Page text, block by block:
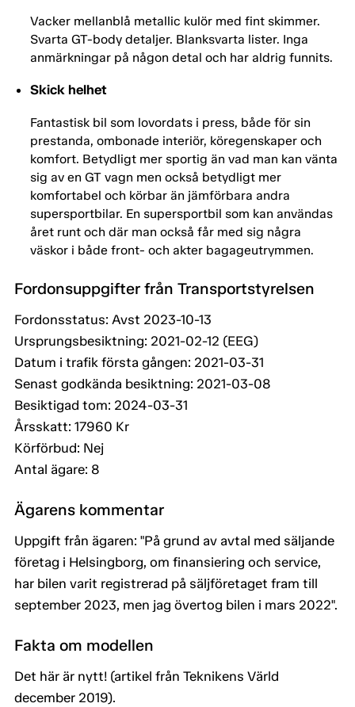
Vacker mellanblå metallic kulör med fint skimmer.
Svarta GT-body detaljer. Blanksvarta lister. Inga
anmärkningar på någon detal och har aldrig funnits.
Skick helhet
Fantastisk bil som lovordats i press, både för sin
prestanda, ombonade interiör, köregenskaper och
komfort. Betydligt mer sportig än vad man kan vänta
sig av en GT vagn men också betydligt mer
komfortabel och körbar än jämförbara andra
supersportbilar. En supersportbil som kan användas
året runt och där man också får med sig några
väskor i både front- och akter bagageutrymmen.
Fordonsuppgifter från Transportstyrelsen
Fordonsstatus: Avst 2023-10-13
Ursprungsbesiktning: 2021-02-12 (EEG)
Datum i trafik första gången: 2021-03-31
Senast godkända besiktning: 2021-03-08
Besiktigad tom: 2024-03-31
Årsskatt: 17960 Kr
Körförbud: Nej
Antal ägare: 8
Ägarens kommentar
Uppgift från ägaren: "På grund av avtal med säljande
företag i Helsingborg, om finansiering och service,
har bilen varit registrerad på säljföretaget fram till
september 2023, men jag övertog bilen i mars 2022".
Fakta om modellen
Det här är nytt! (artikel från Teknikens Värld
december 2019).